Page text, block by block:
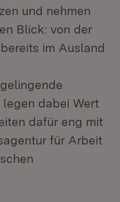
und nehmen
Blick: von der
im Ausland
dabei Wert
dafür eng mit
für Arbeit